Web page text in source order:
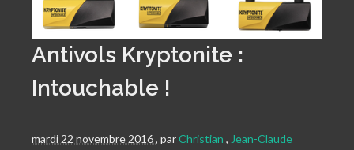
Antivols Kryptonite :
Intouchable !
mardi 22 novembre 2016, parChristian , Jean-Claude